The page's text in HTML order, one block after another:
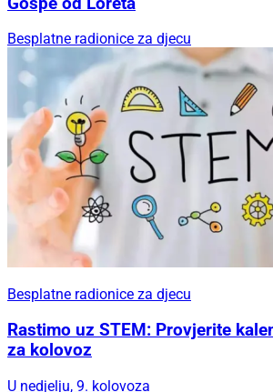
Ove subote u Primoštenu
Iščekivanju je došao kraj: Sunset
poznatog DJ Davida Moralesa
Gospe od Loreta
Besplatne radionice za djecu